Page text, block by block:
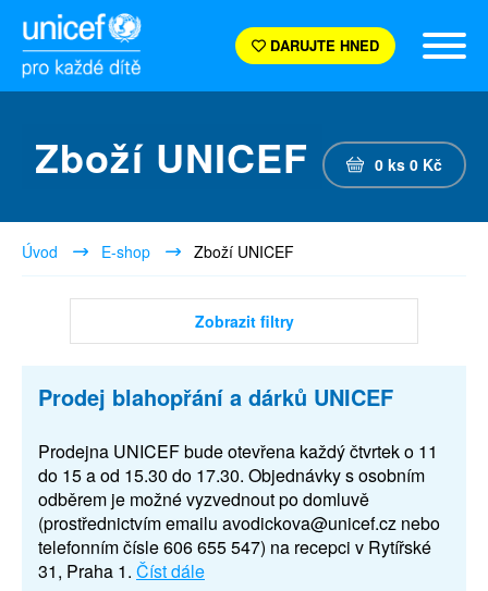
DARUJTE HNED
Zboží UNICEF 0 ks 0 Kč
Úvod E-shop Zboží UNICEF
Zobrazit filtry
Prodej blahopřání a dárků UNICEF
Prodejna UNICEF bude otevřena každý čtvrtek o 11
do 15 a od 15.30 do 17.30. Objednávky s osobním
odběrem je možné vyzvednout po domluvě
(prostřednictvím emailu avodickova@unicef.cz nebo
telefonním čísle 606 655 547) na recepci v Rytířské
31, Praha 1. Číst dále